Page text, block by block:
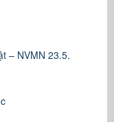
– NVMN 23.5.